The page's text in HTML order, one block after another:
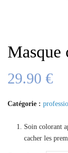
Masque
29.90 €
Catégorie :
Soin colorant
cacher les